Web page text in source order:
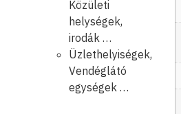
Közületi
helységek,
irodák …
Üzlethelyiségek,
Vendéglátó
egységek …